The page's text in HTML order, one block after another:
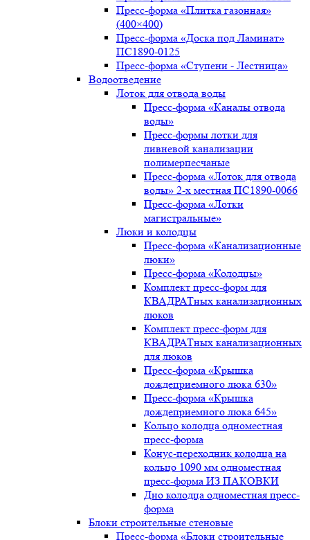
Пресс-форма «Плитка газонная»
(400×400)
Пресс-форма «Доска под Ламинат»
ПС1890-0125
Пресс-форма «Ступени - Лестница»
Водоотведение
Лоток для отвода воды
Пресс-форма «Каналы отвода
воды»
Пресс-формы лотки для
ливневой канализации
полимерпесчаные
Пресс-форма «Лоток для отвода
воды» 2-х местная ПС1890-0066
Пресс-форма «Лотки
магистральные»
Люки и колодцы
Пресс-форма «Канализационные
люки»
Пресс-форма «Колодцы»
Комплект пресс-форм для
КВАДРАТных канализационных
люков
Комплект пресс-форм для
КВАДРАТных канализационных
для люков
Пресс-форма «Крышка
дождеприемного люка 630»
Пресс-форма «Крышка
дождеприемного люка 645»
Кольцо колодца одноместная
пресс-форма
Конус-переходник колодца на
кольцо 1090 мм одноместная
пресс-форма ИЗ ПАКОВКИ
Дно колодца одноместная пресс-
форма
Блоки строительные стеновые
Пресс-форма «Блоки строительные